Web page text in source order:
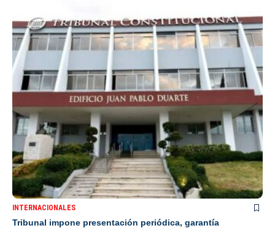
INTERNACIONALES
Tribunal impone presentación periódica, garantía